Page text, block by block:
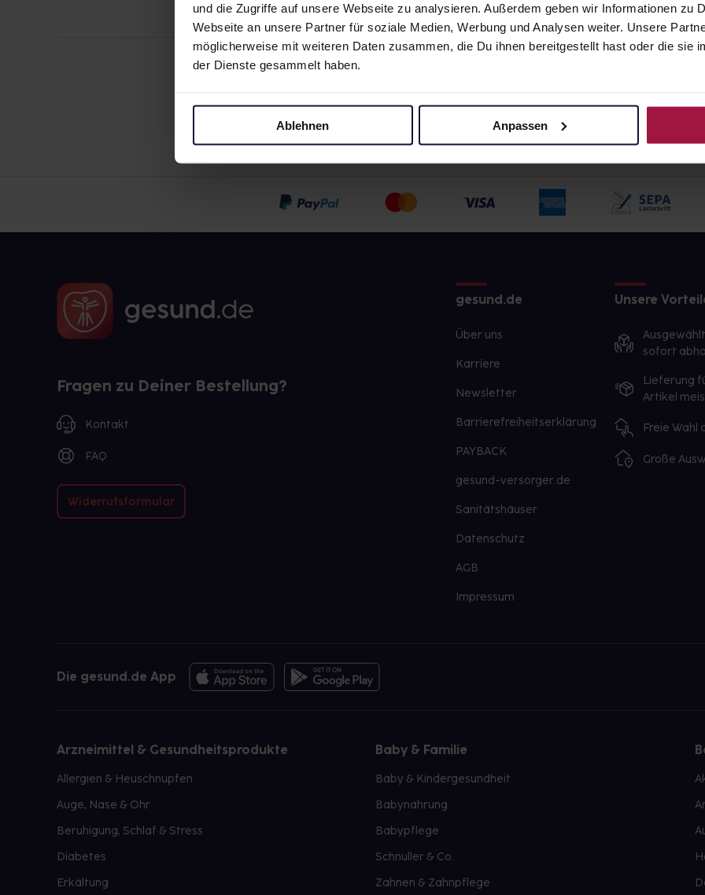
und die Zugriffe auf unsere Webseite zu analysieren. Außerdem geben wir Informationen zu
Webseite an unsere Partner für soziale Medien, Werbung und Analysen weiter. Unsere
möglicherweise mit weiteren Daten zusammen, die Du ihnen bereitgestellt hast oder die sie
der Dienste gesammelt haben.
Ablehnen Anpassen
Fragen zu Deiner Bestellung?
Kontakt
FAQ
Widerrufsformular
gesund.de
Über uns
Karriere
Newsletter
Barrierefreiheitserklärung
PAYBACK
gesund-versorger.de
Sanitätshäuser
Datenschutz
AGB
Impressum
Unsere
sofort
Lieferung
Artikel
Freie Wahl
Große
Die gesund.de App
Arzneimittel & Gesundheitsprodukte
Allergien & Heuschnupfen
Auge, Nase & Ohr
Beruhigung, Schlaf & Stress
Diabetes
Erkältung
Baby & Familie
Baby & Kindergesundheit
Babynahrung
Babypflege
Schnuller & Co.
Zahnen & Zahnpflege